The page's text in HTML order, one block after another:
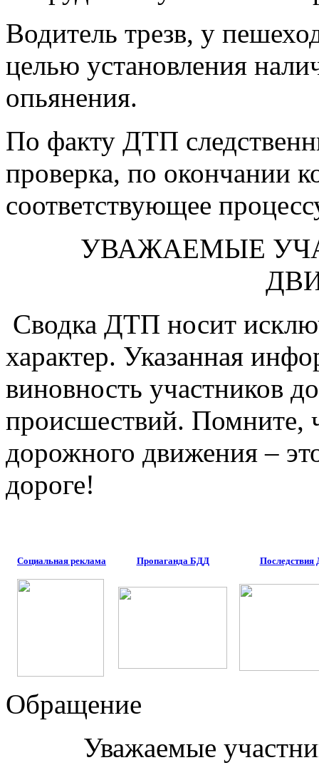
Водитель трезв, у
целью установления
опьянения.
По факту ДТП
проверка, по окончании
соответствующее
УВАЖАЕМЫЕ
Сводка ДТП носит
характер. Указанная
виновность участников
происшествий. Помните,
дорожного движения –
дороге!
Социальная реклама Пропаганда БДД
Обращение
Уважаемые